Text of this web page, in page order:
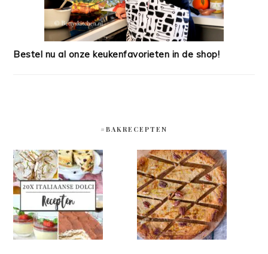
Bestel nu al onze keukenfavorieten in de shop!
#BAKRECEPTEN